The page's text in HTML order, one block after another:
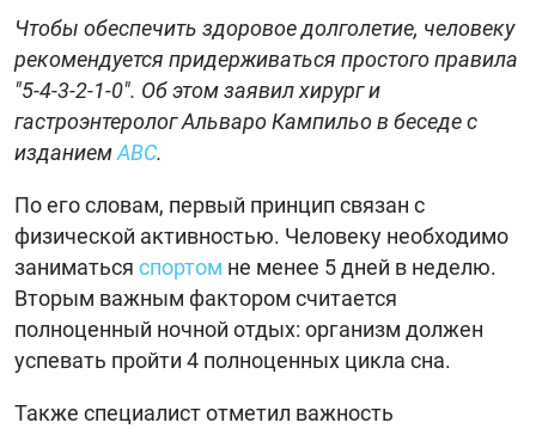
Чтобы обеспечить здоровое долголетие, человеку
рекомендуется придерживаться простого правила
"5-4-3-2-1-0". Об этом заявил хирург и
гастроэнтеролог Альваро Кампильо в беседе с
изданиемABC.
По его словам, первый принцип связан с
физической активностью. Человеку необходимо
заниматься спортом не менее 5 дней в неделю.
Вторым важным фактором считается
полноценный ночной отдых: организм должен
успевать пройти 4 полноценных цикла сна.
Также специалист отметил важность